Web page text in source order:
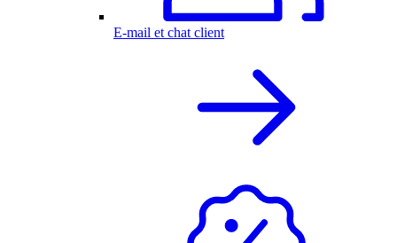
E-mail et chat client